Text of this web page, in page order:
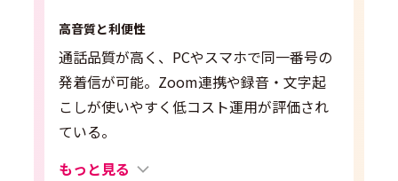
高音質と利便性
通話品質が高く、PCやスマホで同一番号の
発着信が可能。Zoom連携や録音・文字起
こしが使いやすく低コスト運用が評価され
ている。
もっと見る